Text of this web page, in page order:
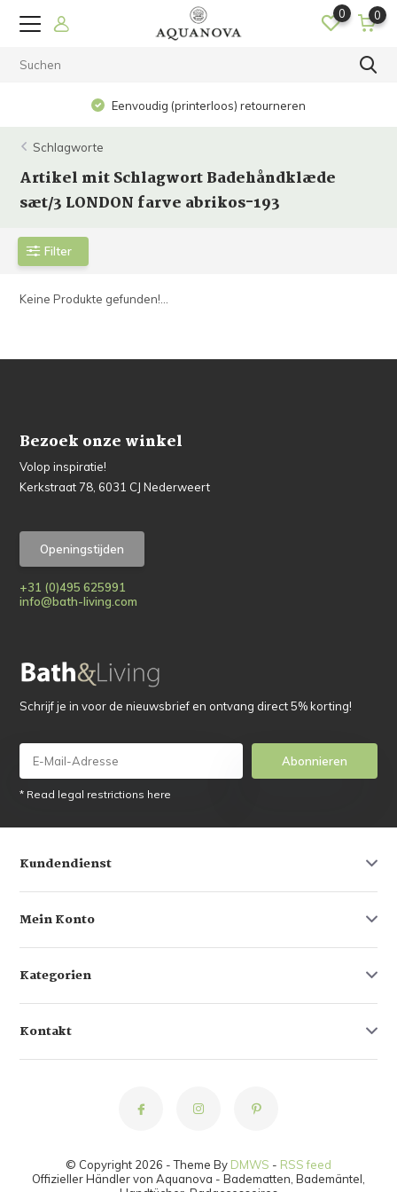
0 0
Eenvoudig (printerloos) retourneren
Schlagworte
Artikel mit Schlagwort Badehåndklæde
sæt/3 LONDON farve abrikos-193
Filter
Keine Produkte gefunden!...
Bezoek onze winkel
Volop inspiratie!
Kerkstraat 78, 6031 CJ Nederweert
Openingstijden
+31 (0)495 625991
info@bath-living.com
Schrijf je in voor de nieuwsbrief en ontvang direct 5% korting!
Abonnieren
* Read legal restrictions here
Kundendienst
Mein Konto
Kategorien
Kontakt
© Copyright 2026 - Theme By DMWS - RSS feed
Offizieller Händler von Aquanova - Badematten, Bademäntel,